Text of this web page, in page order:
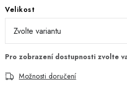
Velikost
Možnosti doručení